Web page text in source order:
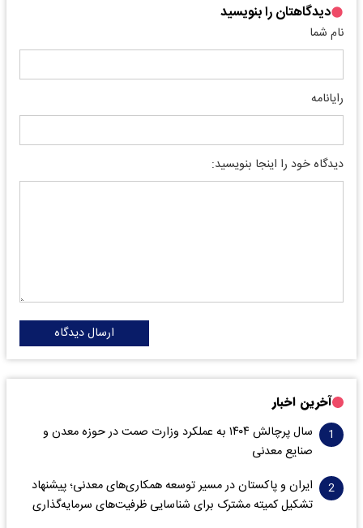
دیدگاهتان را بنویسید
نام شما
رایانامه
دیدگاه خود را اینجا بنویسید:
ارسال دیدگاه
آخرین اخبار
سال پرچالش ۱۴۰۴ به عملکرد وزارت صمت در حوزه معدن و
صنایع معدنی
ایران و پاکستان در مسیر توسعه همکاری‌های معدنی؛ پیشنهاد
تشکیل کمیته مشترک برای شناسایی ظرفیت‌های سرمایه‌گذاری